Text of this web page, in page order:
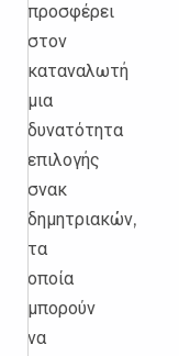
προσφέρει
στον
καταναλωτή
μια
δυνατότητα
επιλογής
σνακ
δημητριακών,
τα
οποία
μπορούν
να